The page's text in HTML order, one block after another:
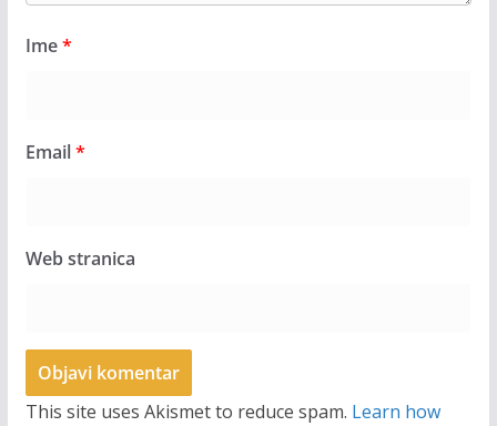
Ime*
Email*
Web stranica
This site uses Akismet to reduce spam. Learn how